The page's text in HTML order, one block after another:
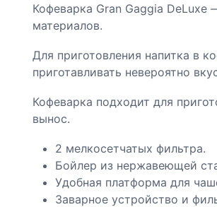
Кофеварка Gran Gaggia DeLuxe
материалов.
Для приготовления напитка в
приготавливать невероятно
Кофеварка подходит для
вынос.
2 мелкосетчатых фильтра.
Бойлер из нержавеющей
Удобная платформа для
Заварное устройство и